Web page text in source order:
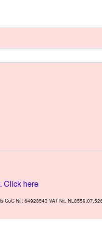
Click here
CoC Nr.: 64928543 VAT Nr.: